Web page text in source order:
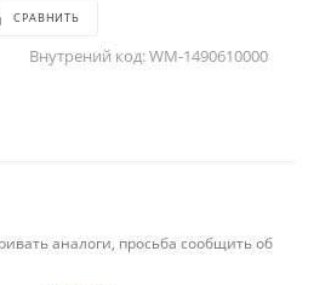
СРАВНИТЬ
Внутрений код:WM-1490610000
аналоги, просьба сообщить об